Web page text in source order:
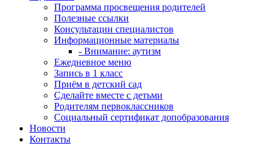
Программа просвещения родителей
Полезные ссылки
Консультации специалистов
Информационные материалы
- Внимание: аутизм
Ежедневное меню
Запись в 1 класс
Приём в детский сад
Сделайте вместе с детьми
Родителям первоклассников
Социальный сертификат допобразования
Новости
Контакты